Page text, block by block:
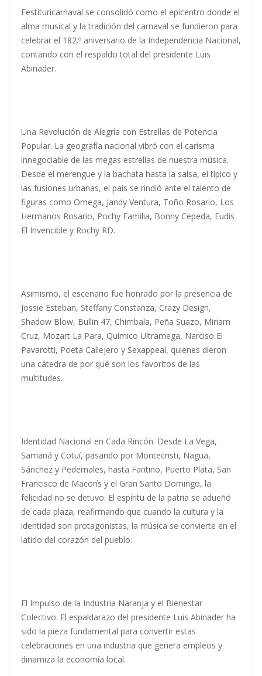
Festituricarnaval se consolidó como el epicentro donde el
alma musical y la tradición del carnaval se fundieron para
celebrar el 182.º aniversario de la Independencia Nacional,
contando con el respaldo total del presidente Luis
Abinader.
Una Revolución de Alegría con Estrellas de Potencia
Popular. La geografía nacional vibró con el carisma
innegociable de las megas estrellas de nuestra música.
Desde el merengue y la bachata hasta la salsa, el típico y
las fusiones urbanas, el país se rindió ante el talento de
figuras como Omega, Jandy Ventura, Toño Rosario, Los
Hermanos Rosario, Pochy Familia, Bonny Cepeda, Eudis
El Invencible y Rochy RD.
Asimismo, el escenario fue honrado por la presencia de
Jossie Esteban, Steffany Constanza, Crazy Design,
Shadow Blow, Bullin 47, Chimbala, Peña Suazo, Miriam
Cruz, Mozart La Para, Químico Ultramega, Narciso El
Pavarotti, Poeta Callejero y Sexappeal, quienes dieron
una cátedra de por qué son los favoritos de las
multitudes.
Identidad Nacional en Cada Rincón. Desde La Vega,
Samaná y Cotuí, pasando por Montecristi, Nagua,
Sánchez y Pedernales, hasta Fantino, Puerto Plata, San
Francisco de Macorís y el Gran Santo Domingo, la
felicidad no se detuvo. El espíritu de la patria se adueñó
de cada plaza, reafirmando que cuando la cultura y la
identidad son protagonistas, la música se convierte en el
latido del corazón del pueblo.
El Impulso de la Industria Naranja y el Bienestar
Colectivo. El espaldarazo del presidente Luis Abinader ha
sido la pieza fundamental para convertir estas
celebraciones en una industria que genera empleos y
dinamiza la economía local.